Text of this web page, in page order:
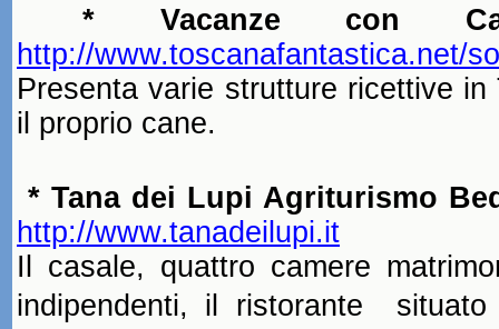
* Vacanze con
http://www.toscanafantastica.net/
Presenta varie strutture ricettive
il proprio cane.
* Tana dei Lupi Agriturismo
http://www.tanadeilupi.it
Il casale, quattro camere
indipendenti, il ristorante 